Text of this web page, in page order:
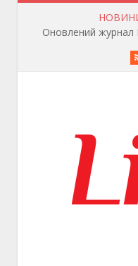
Оновлений